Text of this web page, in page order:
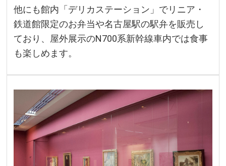
他にも館内「デリカステーション」でリニア・
鉄道館限定のお弁当や名古屋駅の駅弁を販売し
ており、屋外展示のN700系新幹線車内では食事
も楽しめます。